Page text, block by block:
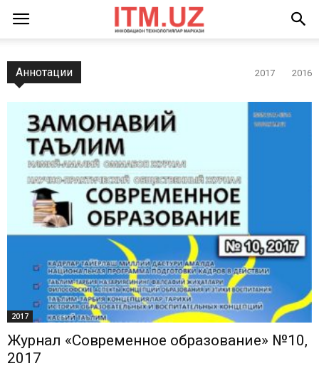
Аннотации 2017 2016
2017
Журнал «Современное образование» №10,
2017